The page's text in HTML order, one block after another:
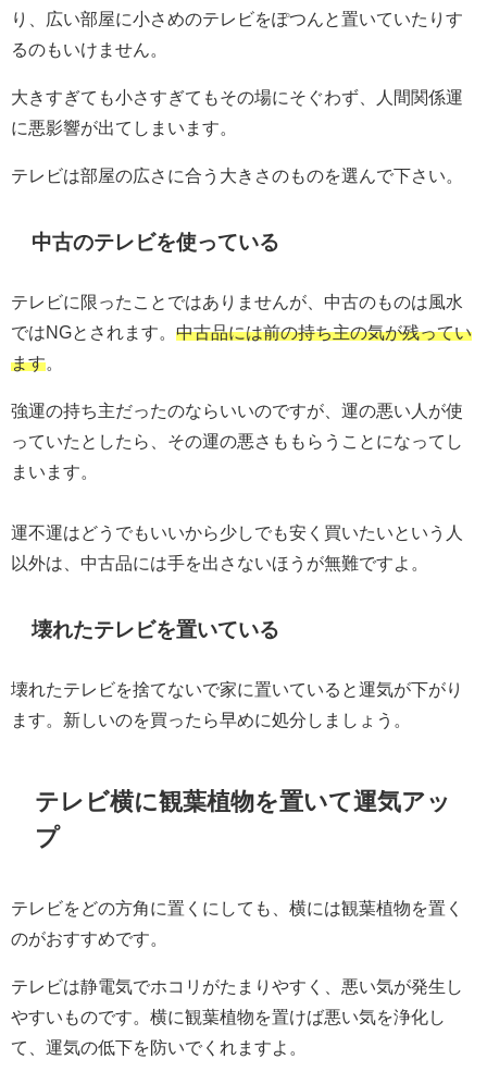
り、広い部屋に小さめのテレビをぽつんと置いていたりす
るのもいけません。
大きすぎても小さすぎてもその場にそぐわず、人間関係運
に悪影響が出てしまいます。
テレビは部屋の広さに合う大きさのものを選んで下さい。
中古のテレビを使っている
テレビに限ったことではありませんが、中古のものは風水
ではNGとされます。 中古品には前の持ち主の気が残ってい
ます。
強運の持ち主だったのならいいのですが、運の悪い人が使
っていたとしたら、その運の悪さももらうことになってし
まいます。
運不運はどうでもいいから少しでも安く買いたいという人
以外は、中古品には手を出さないほうが無難ですよ。
壊れたテレビを置いている
壊れたテレビを捨てないで家に置いていると運気が下がり
ます。新しいのを買ったら早めに処分しましょう。
テレビ横に観葉植物を置いて運気アッ
プ
テレビをどの方角に置くにしても、横には観葉植物を置く
のがおすすめです。
テレビは静電気でホコリがたまりやすく、悪い気が発生し
やすいものです。横に観葉植物を置けば悪い気を浄化し
て、運気の低下を防いでくれますよ。